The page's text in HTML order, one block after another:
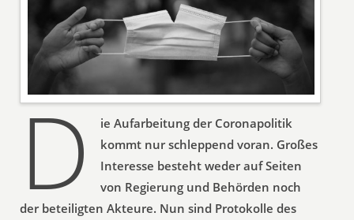
D
ie Aufarbeitung der Coronapolitik
kommt nur schleppend voran. Großes
Interesse besteht weder auf Seiten
von Regierung und Behörden noch
der beteiligten Akteure. Nun sind Protokolle des